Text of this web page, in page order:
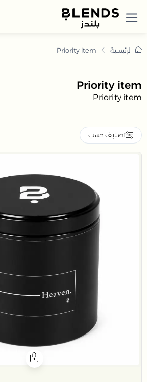
Priority item
اكتشف في بلندز الإمارات
الرئيسية Priority item
Priority item
Priority item
تصنيف حسب